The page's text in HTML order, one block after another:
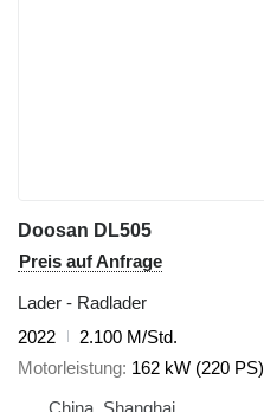
Doosan DL505
Preis auf Anfrage
Lader - Radlader
2022
2.100 M/Std.
Motorleistung 162 kW (220 PS)